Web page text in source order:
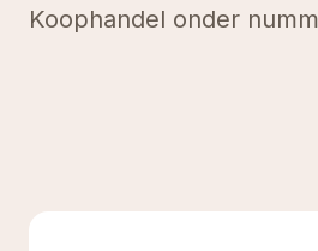
Koophandel onder